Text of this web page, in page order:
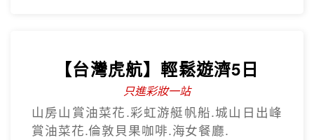
【台灣虎航】輕鬆遊濟5日
只進彩妝一站
山房山賞油菜花.彩虹游艇帆船.城山日出峰
賞油菜花.倫敦貝果咖啡.海女餐廳.